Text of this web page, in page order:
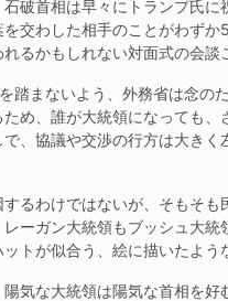
破首相は早々にトランプ氏
交わした相手のことがわず
るかもしれない対面式の会談
まないよう、外務省は念の
め、誰が大統領になっても
、協議や交渉の行方は大き
るわけではないが、そもそ
ーガン大統領もブッシュ大
トが似合う、絵に描いたよう
気な大統領は陽気な首相を